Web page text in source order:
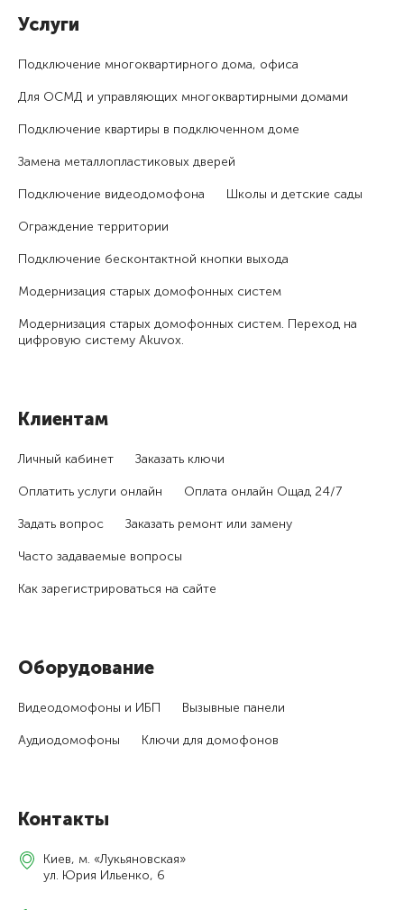
Услуги
Подключение много­квартирного дома, офиса
Для ОСМД и управляющих много­квартирными домами
Подключение квартиры в подключенном доме
Замена металлопластиковых дверей
Подключение видеодомофона Школы и детские сады
Ограждение территории
Подключение бесконтактной кнопки выхода
Модернизация старых домофонных систем
Модернизация старых домофонных систем. Переход на
цифровую систему Akuvox.
Клиентам
Личный кабинет Заказать ключи
Оплатить услуги онлайн Оплата онлайн Ощад 24/7
Задать вопрос Заказать ремонт или замену
Часто задаваемые вопросы
Как зарегистри­роваться на сайте
Оборудование
Видеодомофоны и ИБП Вызывные панели
Аудиодомофоны Ключи для домофонов
Контакты
Киев, м. «Лукьяновская»
ул. Юрия Ильенко, 6